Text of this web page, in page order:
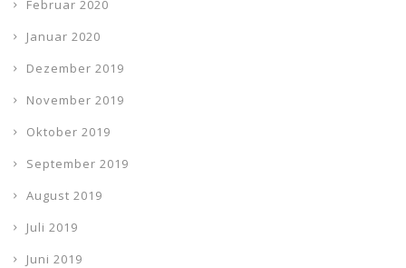
Februar 2020
Januar 2020
Dezember 2019
November 2019
Oktober 2019
September 2019
August 2019
Juli 2019
Juni 2019